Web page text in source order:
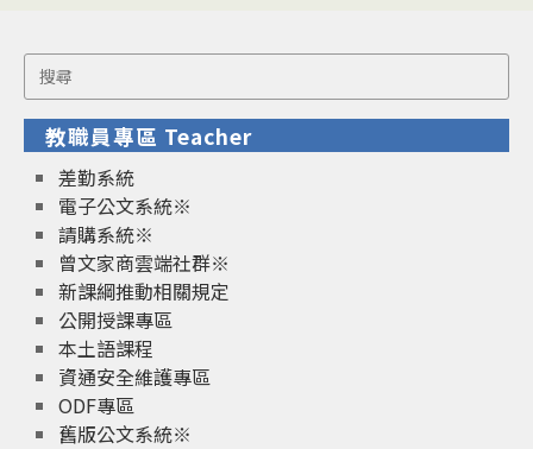
Search
for:
教職員專區 Teacher
差勤系統
電子公文系統※
請購系統※
曾文家商雲端社群※
新課綱推動相關規定
公開授課專區
本土語課程
資通安全維護專區
ODF專區
舊版公文系統※